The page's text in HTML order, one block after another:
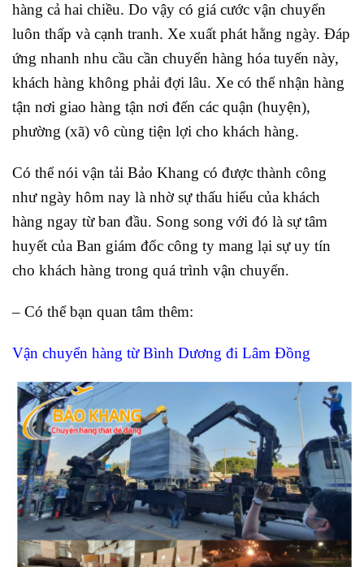
hàng cả hai chiều. Do vậy có giá cước vận chuyển
luôn thấp và cạnh tranh. Xe xuất phát hằng ngày. Đáp
ứng nhanh nhu cầu cần chuyển hàng hóa tuyến này,
khách hàng không phải đợi lâu. Xe có thể nhận hàng
tận nơi giao hàng tận nơi đến các quận (huyện),
phường (xã) vô cùng tiện lợi cho khách hàng.
Có thể nói vận tải Bảo Khang có được thành công
như ngày hôm nay là nhờ sự thấu hiểu của khách
hàng ngay từban đầu. Song song với đó là sự tâm
huyết của Ban giám đốc công ty mang lại sự uy tín
cho khách hàng trong quá trình vận chuyển.
– Có thể bạn quan tâm thêm:
Vận chuyển hàng từ Bình Dương đi Lâm Đồng